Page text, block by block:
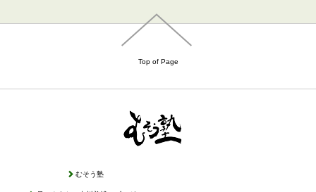
Top of Page
むそう塾